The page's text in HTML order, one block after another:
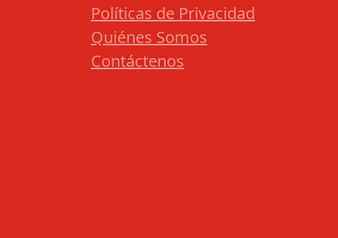
Políticas de Privacidad
Quiénes Somos
Contáctenos